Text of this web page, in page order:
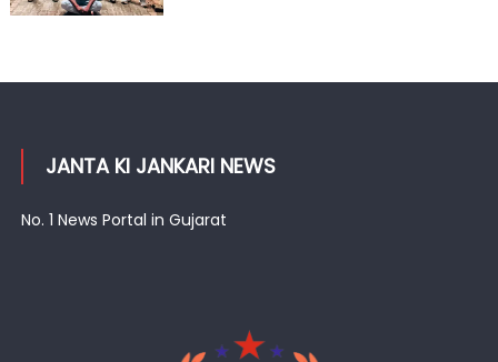
JANTA KI JANKARI NEWS
No. 1 News Portal in Gujarat